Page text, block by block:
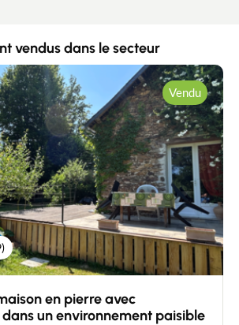
vendus dans le secteur
Vendu
en pierre avec
un environnement paisible